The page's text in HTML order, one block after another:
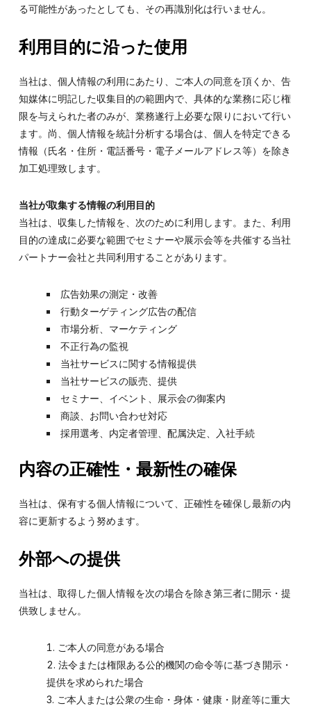
る可能性があったとしても、その再識別化は行いません。
利用目的に沿った使用
当社は、個人情報の利用にあたり、ご本人の同意を頂くか、告
知媒体に明記した収集目的の範囲内で、具体的な業務に応じ権
限を与えられた者のみが、業務遂行上必要な限りにおいて行い
ます。尚、個人情報を統計分析する場合は、個人を特定できる
情報（氏名・住所・電話番号・電子メールアドレス等）を除き
加工処理致します。
当社が取集する情報の利用目的
当社は、収集した情報を、次のために利用します。また、利用
目的の達成に必要な範囲でセミナーや展示会等を共催する当社
パートナー会社と共同利用することがあります。
広告効果の測定・改善
行動ターゲティング広告の配信
市場分析、マーケティング
不正行為の監視
当社サービスに関する情報提供
当社サービスの販売、提供
セミナー、イベント、展示会の御案内
商談、お問い合わせ対応
採用選考、内定者管理、配属決定、入社手続
内容の正確性・最新性の確保
当社は、保有する個人情報について、正確性を確保し最新の内
容に更新するよう努めます。
外部への提供
当社は、取得した個人情報を次の場合を除き第三者に開示・提
供致しません。
ご本人の同意がある場合
法令または権限ある公的機関の命令等に基づき開示・
提供を求められた場合
ご本人または公衆の生命・身体・健康・財産等に重大